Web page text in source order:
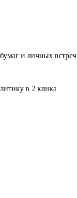
и личных встреч
в 2 клика